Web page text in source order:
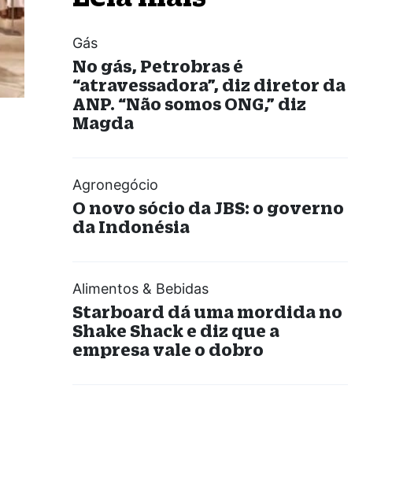
Gás
No gás, Petrobras é
“atravessadora”, diz diretor da
ANP. “Não somos ONG,” diz
Magda
Agronegócio
O novo sócio da JBS: o governo
da Indonésia
Alimentos & Bebidas
Starboard dá uma mordida no
Shake Shack e diz que a
empresa vale o dobro